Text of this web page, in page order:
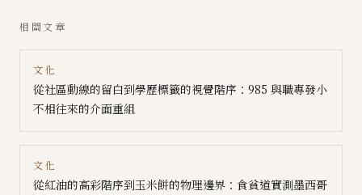
相關文章
文化
從社區動線的留白到學歷標籤的視覺階序：985 與職專發小
不相往來的介面重組
文化
從紅油的高彩階序到玉米餅的物理邊界：食貧道實測墨西哥